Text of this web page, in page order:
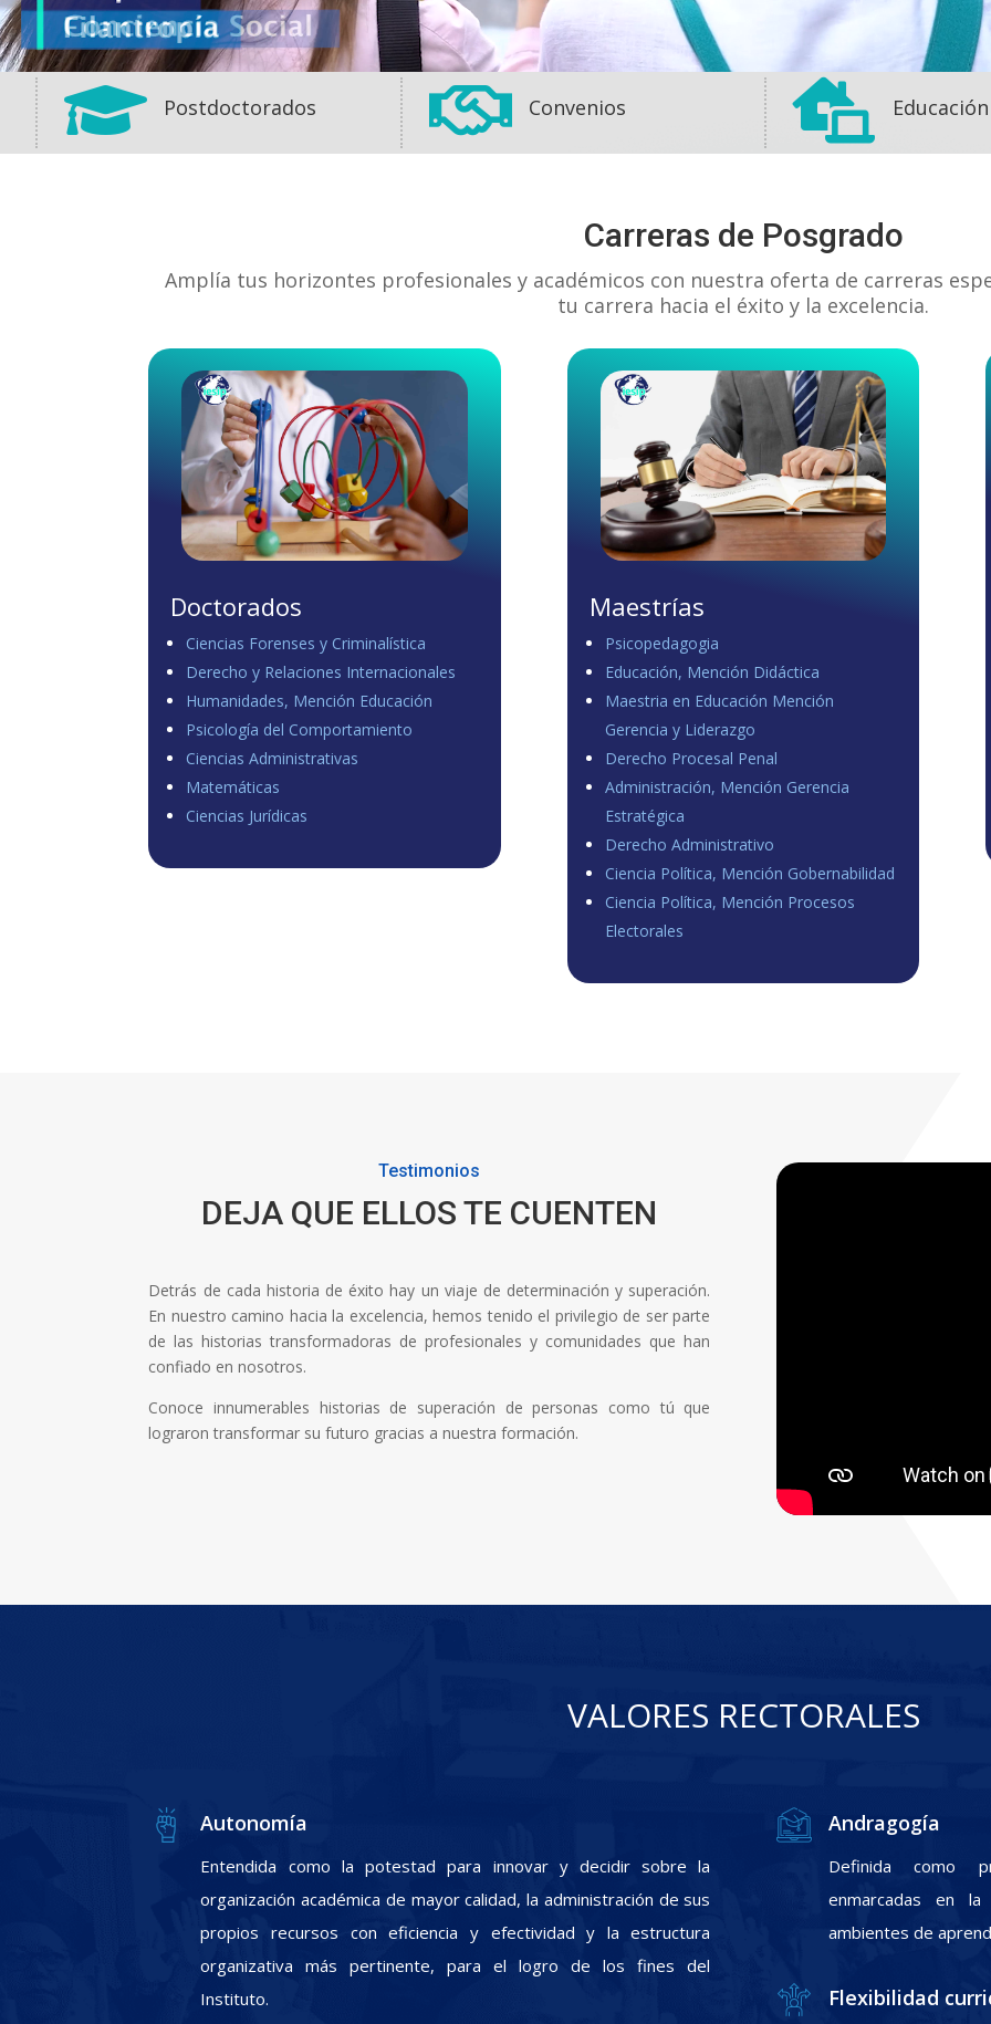
 Postdoctorados  Convenios 
Carreras de Posgrado
Amplía tus horizontes profesionales y académicos con nuestra oferta de carreras
tu carrera hacia el éxito y la excelencia.
Doctorados
Ciencias Forenses y Criminalística
Derecho y Relaciones Internacionales
Humanidades, Mención Educación
Psicología del Comportamiento
Ciencias Administrativas
Matemáticas
Ciencias Jurídicas
Maestrías
Psicopedagogia
Educación, Mención Didáctica
Maestria en Educación Mención
Gerencia y Liderazgo
Derecho Procesal Penal
Administración, Mención Gerencia
Estratégica
Derecho Administrativo
Ciencia Política, Mención Gobernabilidad
Ciencia Política, Mención Procesos
Electorales
Testimonios
DEJA QUE ELLOS TE CUENTEN
Detrás de cada historia de éxito hay un viaje de determinación y superación.
En nuestro camino hacia la excelencia, hemos tenido el privilegio de ser parte
de las historias transformadoras de profesionales y comunidades que han
confiado en nosotros.
Conoce innumerables historias de superación de personas como tú que
lograron transformar su futuro gracias a nuestra formación.
VALORES RECTORALES
Autonomía
Entendida como la potestad para innovar y decidir sobre la
organización académica de mayor calidad, la administración de sus
propios recursos con eficiencia y efectividad y la estructura
organizativa más pertinente, para el logro de los fines del
Instituto.
Andragogía
Definida como
enmarcadas en
ambientes de
Flexibilidad